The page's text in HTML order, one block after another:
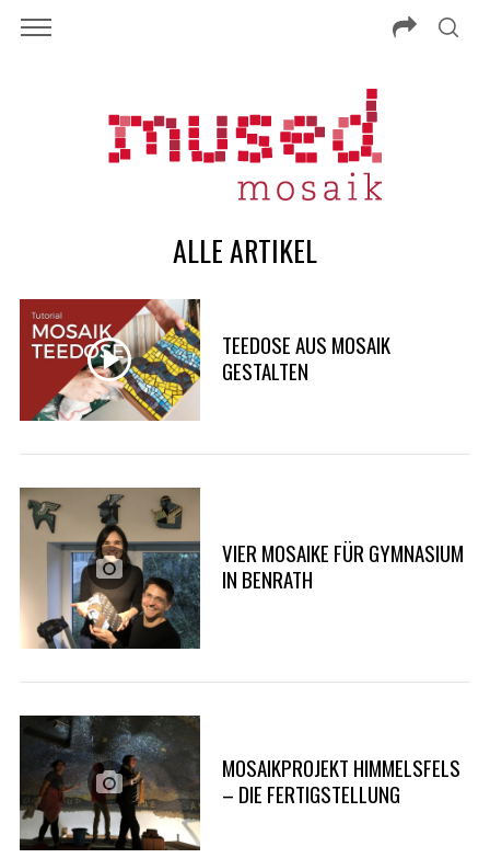
ALLE ARTIKEL
TEEDOSE AUS MOSAIK
GESTALTEN
VIER MOSAIKE FÜR GYMNASIUM
IN BENRATH
MOSAIKPROJEKT HIMMELSFELS
– DIE FERTIGSTELLUNG